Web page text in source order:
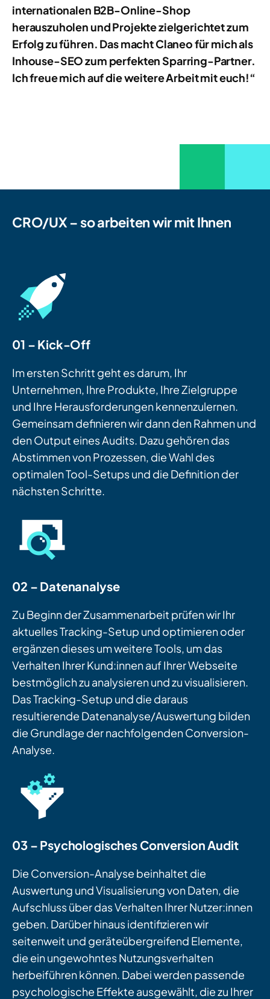
internationalen B2B-Online-Shop
herauszuholen und Projekte zielgerichtet zum
Erfolg zu führen. Das macht Claneo für mich als
Inhouse-SEO zum perfekten Sparring-Partner.
Ich freue mich auf die weitere Arbeit mit euch!“
CRO/UX – so arbeiten wir mit Ihnen
01 – Kick-Off
Im ersten Schritt geht es darum, Ihr
Unternehmen, Ihre Produkte, Ihre Zielgruppe
und Ihre Herausforderungen kennenzulernen.
Gemeinsam definieren wir dann den Rahmen und
den Output eines Audits. Dazu gehören das
Abstimmen von Prozessen, die Wahl des
optimalen Tool-Setups und die Definition der
nächsten Schritte.
02 – Datenanalyse
Zu Beginn der Zusammenarbeit prüfen wir Ihr
aktuelles Tracking-Setup und optimieren oder
ergänzen dieses um weitere Tools, um das
Verhalten Ihrer Kund:innen auf Ihrer Webseite
bestmöglich zu analysieren und zu visualisieren.
Das Tracking-Setup und die daraus
resultierende Datenanalyse/Auswertung bilden
die Grundlage der nachfolgenden Conversion-
Analyse.
03 – Psychologisches Conversion Audit
Die Conversion-Analyse beinhaltet die
Auswertung und Visualisierung von Daten, die
Aufschluss über das Verhalten Ihrer Nutzer:innen
geben. Darüber hinaus identifizieren wir
seitenweit und geräteübergreifend Elemente,
die ein ungewohntes Nutzungsverhalten
herbeiführen können. Dabei werden passende
psychologische Effekte ausgewählt, die zu Ihrer